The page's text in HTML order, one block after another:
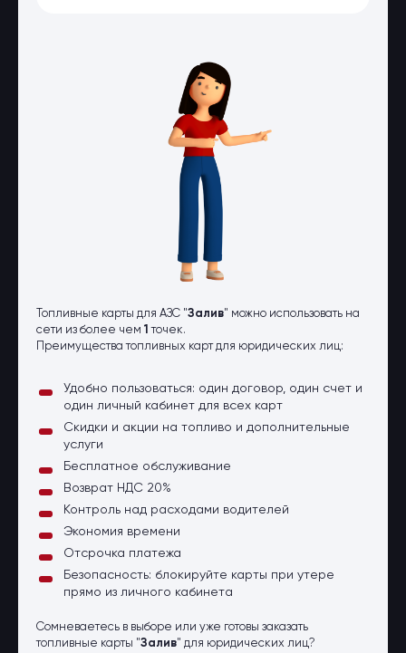
Топливные карты для АЗС "Залив" можно использовать на
сети из более чем 1 точек.
Преимущества топливных карт для юридических лиц:
Удобно пользоваться: один договор, один счет и
один личный кабинет для всех карт
Скидки и акции на топливо и дополнительные
услуги
Бесплатное обслуживание
Возврат НДС 20%
Контроль над расходами водителей
Экономия времени
Отсрочка платежа
Безопасность: блокируйте карты при утере
прямо из личного кабинета
Сомневаетесь в выборе или уже готовы заказать
топливные карты "Залив" для юридических лиц?
Страхование физических лиц
Страхование юридических лиц
Страховые компании
Электронные перевозочные